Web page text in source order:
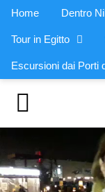
Home Dentro
Tour in Egitto
Escursioni dai Porti